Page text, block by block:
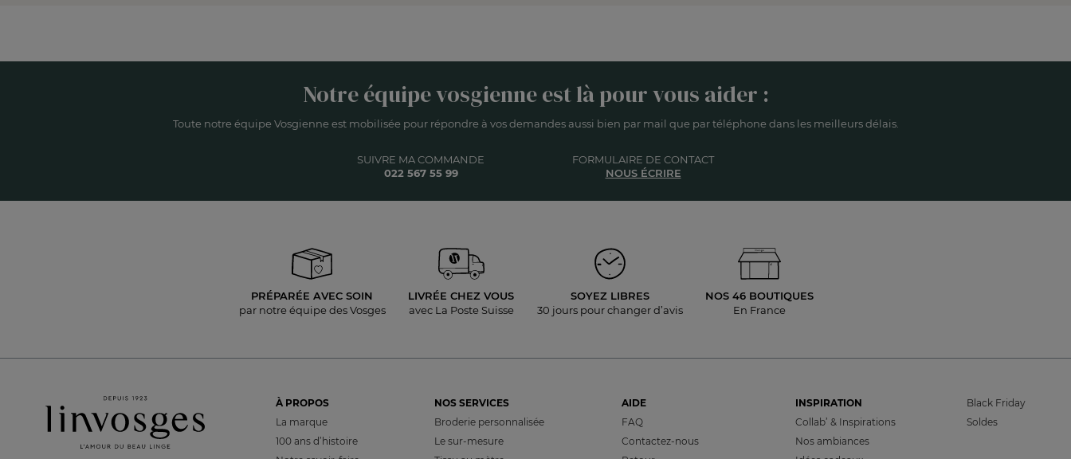
Notre équipe vosgienne est là pour vous aider :
Toute notre équipe Vosgienne est mobilisée pour répondre à vos demandes aussi bien par mail que par téléphone dans les meilleurs délais.
SUIVRE MA COMMANDE
022 567 55 99
FORMULAIRE DE CONTACT
NOUS ÉCRIRE
PRÉPARÉE AVEC SOIN
par notre équipe des Vosges
LIVRÉE CHEZ VOUS
avec La Poste Suisse
SOYEZ LIBRES
30 jours pourchanger d’avis
NOS 46 BOUTIQUES
En France
À PROPOS
La marque
100 ans d’histoire
NOS SERVICES
Broderie personnalisée
Le sur-mesure
AIDE
FAQ
Contactez-nous
INSPIRATION
Collab’ & Inspirations
Nos ambiances
Black Friday
Soldes